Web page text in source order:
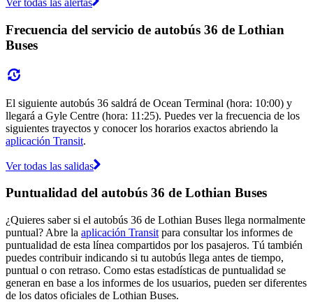
Ver todas las alertas
Frecuencia del servicio de autobús 36 de Lothian
Buses
El siguiente autobús 36 saldrá de Ocean Terminal (hora: 10:00) y
llegará a Gyle Centre (hora: 11:25). Puedes ver la frecuencia de los
siguientes trayectos y conocer los horarios exactos abriendo la
aplicación Transit.
Ver todas las salidas
Puntualidad del autobús 36 de Lothian Buses
¿Quieres saber si el autobús 36 de Lothian Buses llega normalmente
puntual? Abre la aplicación Transit para consultar los informes de
puntualidad de esta línea compartidos por los pasajeros. Tú también
puedes contribuir indicando si tu autobús llega antes de tiempo,
puntual o con retraso. Como estas estadísticas de puntualidad se
generan en base a los informes de los usuarios, pueden ser diferentes
de los datos oficiales de Lothian Buses.